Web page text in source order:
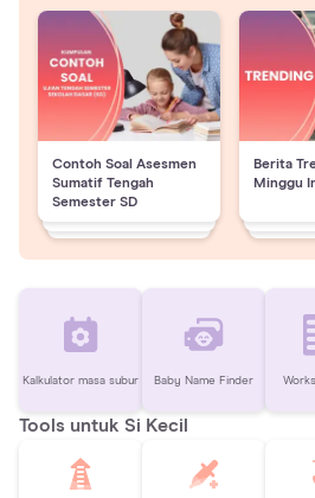
Contoh Soal Asesmen
Sumatif Tengah
Semester SD
Berita
Minggu
Kalkulator masa subur Baby Name Finder
Tools untuk Si Kecil